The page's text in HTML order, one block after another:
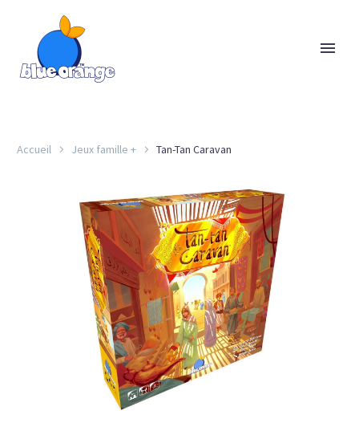
Accueil Jeux famille + Tan-Tan Caravan